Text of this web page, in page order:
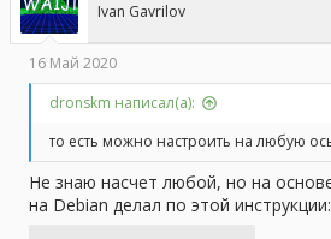
Ivan Gavrilov
16 Май 2020
dronskm написал(а):
то есть можно настроить на любую
Не знаю насчет любой, но на
на Debian делал по этой инструкции: